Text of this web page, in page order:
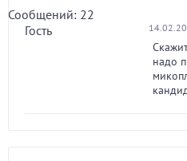
Сообщений: 22
Гость
надо